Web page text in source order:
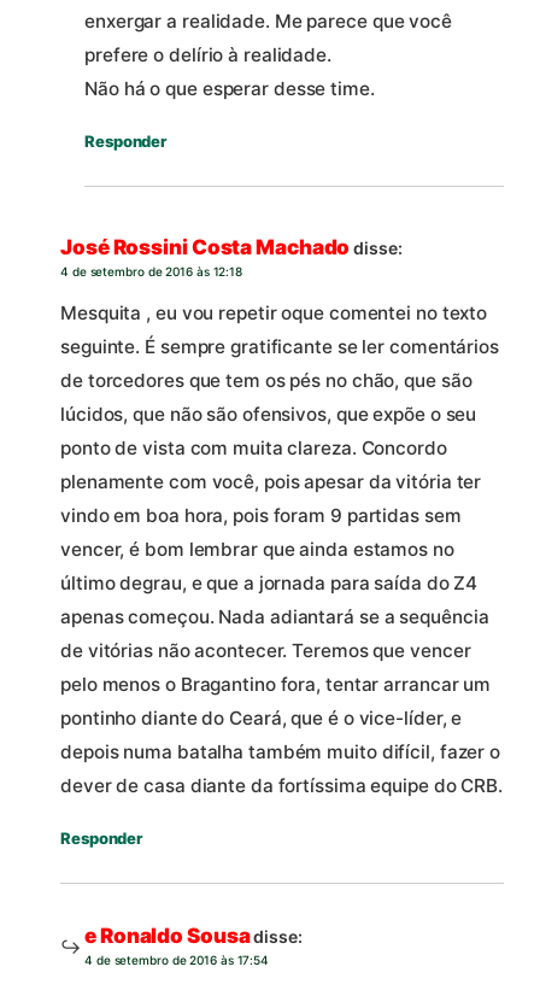
enxergar a realidade. Me parece que você
prefere o delírio à realidade.
Não há o que esperar desse time.
Responder
José Rossini Costa Machado disse:
4 de setembro de 2016 às 12:18
Mesquita , eu vou repetir oque comentei no texto
seguinte. É sempre gratificante se ler comentários
de torcedores que tem os pés no chão, que são
lúcidos, que não são ofensivos, que expõe o seu
ponto de vista com muita clareza. Concordo
plenamente com você, pois apesar da vitória ter
vindo em boa hora, pois foram 9 partidas sem
vencer, é bom lembrar que ainda estamos no
último degrau, e que a jornada para saída do Z4
apenas começou. Nada adiantará se a sequência
de vitórias não acontecer. Teremos que vencer
pelo menos o Bragantino fora, tentar arrancar um
pontinho diante do Ceará, que é o vice-líder, e
depois numa batalha também muito difícil, fazer o
dever de casa diante da fortíssima equipe do CRB.
Responder
e Ronaldo Sousadisse:
4 de setembro de 2016 às 17:54